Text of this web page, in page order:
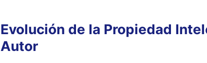
Evolución de la Propiedad
Autor